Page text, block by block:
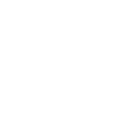
Prefixes